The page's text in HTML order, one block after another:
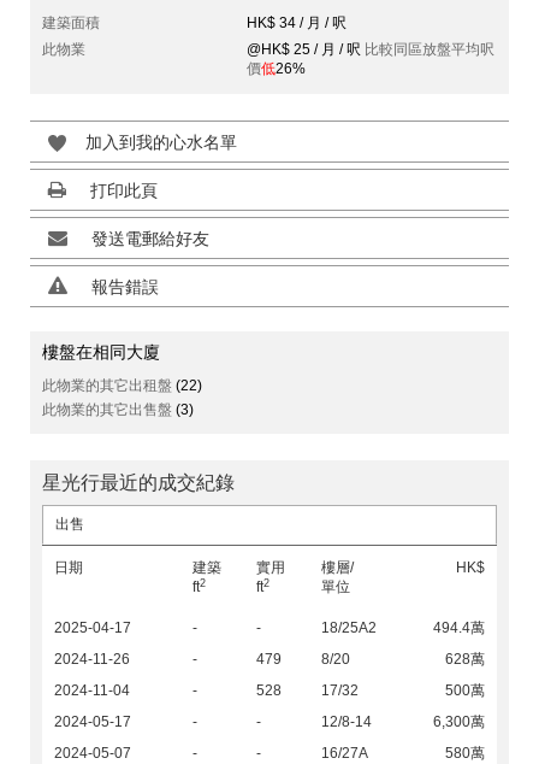
建築面積
HK$ 34 / 月 / 呎
此物業
@HK$ 25 / 月 / 呎 比較同區放盤平均呎
價低26%
加入到我的心水名單
打印此頁
發送電郵給好友
報告錯誤
樓盤在相同大廈
此物業的其它出租盤 (22)
此物業的其它出售盤 (3)
星光行最近的成交紀錄
出售
日期
建築
ft2
實用
ft2
樓層/
單位
HK$
2025-04-17 - - 18/25A2
494.4萬
2024-11-26
- 479 8/20
628萬
2024-11-04
- 528 17/32
500萬
2024-05-17
- - 12/8-14
6,300萬
2024-05-07
- - 16/27A
580萬